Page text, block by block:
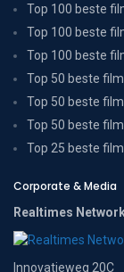
Top 100 beste
Top 100 beste
Top 100 beste
Top 50 beste
Top 50 beste
Top 50 beste
Top 25 beste
Corporate & Media
Realtimes
Innovatieweg 20C